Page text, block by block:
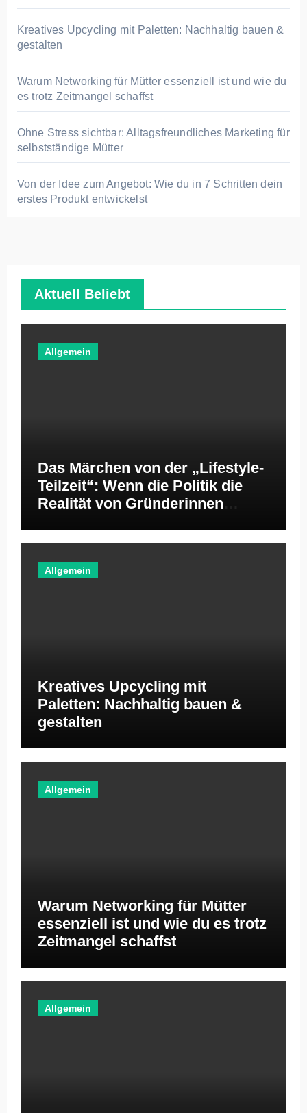
Kreatives Upcycling mit Paletten: Nachhaltig bauen &
gestalten
Warum Networking für Mütter essenziell ist und wie du
es trotz Zeitmangel schaffst
Ohne Stress sichtbar: Alltagsfreundliches Marketing für
selbstständige Mütter
Von der Idee zum Angebot: Wie du in 7 Schritten dein
erstes Produkt entwickelst
Aktuell Beliebt
Allgemein
Das Märchen von der „Lifestyle-
Teilzeit“: Wenn die Politik die
Realität von Gründerinnen
Allgemein
Kreatives Upcycling mit
Paletten: Nachhaltig bauen &
gestalten
Allgemein
Warum Networking für Mütter
essenziell ist und wie du es trotz
Zeitmangel schaffst
Allgemein